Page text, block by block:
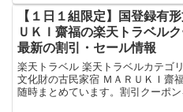
【１日１組限定】国登録有
ＵＫＩ齋福の楽天トラベル
最新の割引・セール情報
楽天トラベル 楽天トラベルカテゴ
文化財の古民家宿 ＭＡＲＵＫＩ齋
随時まとめています。割引クーポ
記事の上にあるものが最新の割引